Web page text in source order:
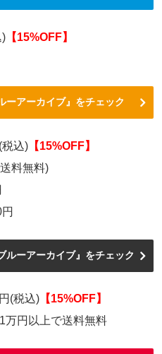
) 【15%OFF】
アーカイブ』をチェック
税込) 【15%OFF】
料無料)
ーアーカイブ』をチェック
(税込) 【15%OFF】
万円以上で送料無料